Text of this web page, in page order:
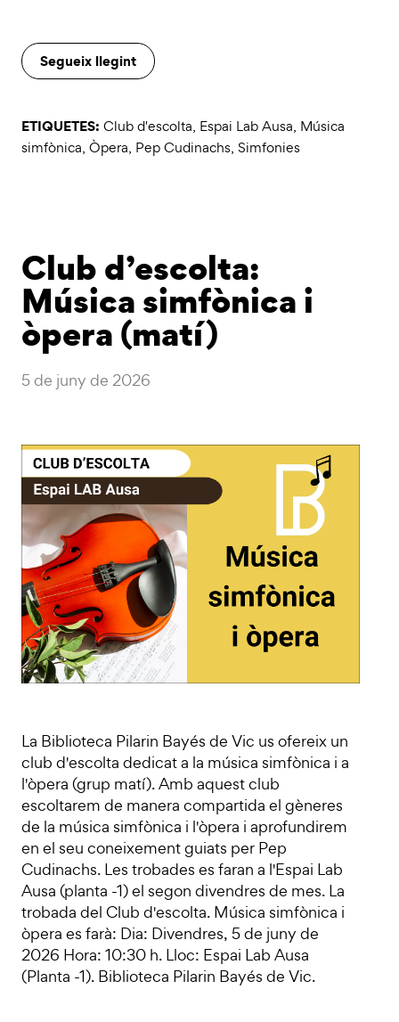
Segueix llegint
ETIQUETES: Club d'escolta, Espai Lab Ausa, Música
simfònica, Òpera, Pep Cudinachs, Simfonies
Club d’escolta:
Música simfònica i
òpera (matí)
5 de juny de 2026
La Biblioteca Pilarin Bayés de Vic us ofereix un
club d'escolta dedicat a la música simfònica i a
l'òpera (grup matí). Amb aquest club
escoltarem de manera compartida el gèneres
de la música simfònica i l'òpera i aprofundirem
en el seu coneixement guiats per Pep
Cudinachs. Les trobades es faran a l'Espai Lab
Ausa (planta -1) el segon divendres de mes. La
trobada del Club d'escolta. Música simfònica i
òpera es farà: Dia: Divendres, 5 de juny de
2026 Hora: 10:30 h. Lloc: Espai Lab Ausa
(Planta -1). Biblioteca Pilarin Bayés de Vic.